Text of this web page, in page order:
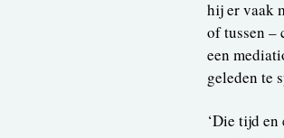
hij er vaak
of tussen –
een
geleden te
‘Die tijd